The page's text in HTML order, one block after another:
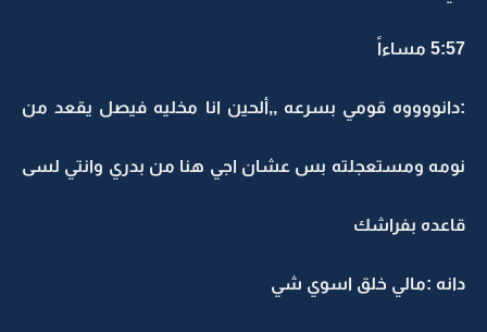
5:57 مساءاً
:دانووووه قومي بسرعه ,,ألحين انا مخليه فيصل يقعد من
نومه ومستعجلته بس عشان اجي هنا من بدري وانتي لسى
قاعده بفراشك
دانه :مالي خلق اسوي شي